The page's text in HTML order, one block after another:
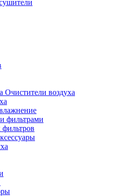
Очистители воздуха
фильтрами